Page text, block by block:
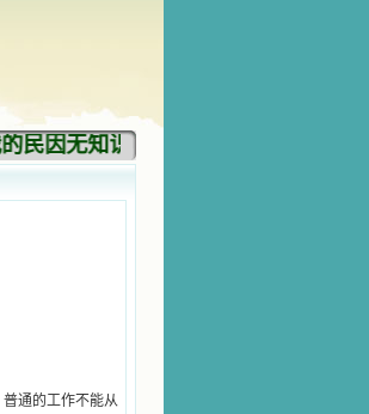
民因无知识而灭亡。你弃掉知识，
通的工作不能从